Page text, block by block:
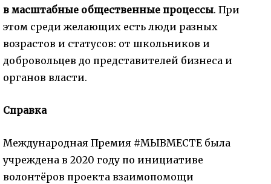
в масштабные общественные процессы. При
этом среди желающих есть люди разных
возрастов и статусов: от школьников и
добровольцев до представителей бизнеса и
органов власти.
Справка
Международная Премия #МЫВМЕСТЕ была
учреждена в 2020 году по инициативе
волонтёров проекта взаимопомощи